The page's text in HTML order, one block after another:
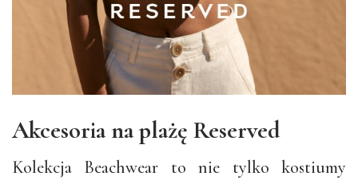
Akcesoria na plażę Reserved
Kolekcja Beachwear to nie tylko kostiumy